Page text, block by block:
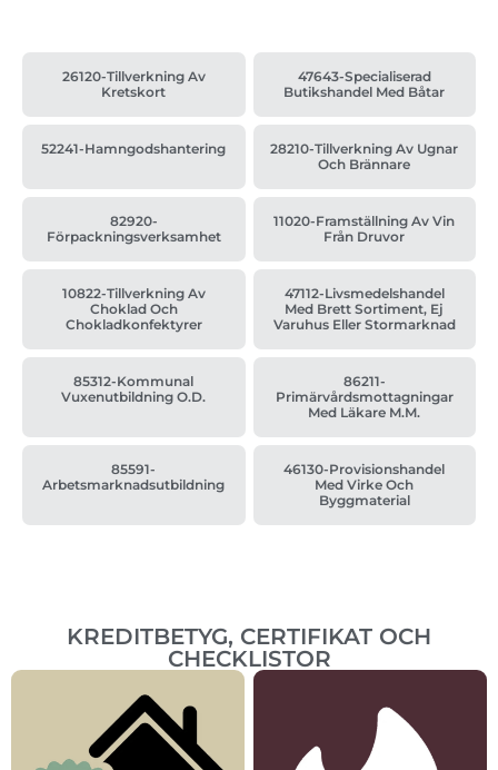
26120-Tillverkning Av
Kretskort
47643-Specialiserad
Butikshandel Med Båtar
52241-Hamngodshantering
28210-Tillverkning Av Ugnar
Och Brännare
82920-
Förpackningsverksamhet
11020-Framställning Av Vin
Från Druvor
10822-Tillverkning Av
Choklad Och
Chokladkonfektyrer
47112-Livsmedelshandel
Med Brett Sortiment, Ej
Varuhus Eller Stormarknad
85312-Kommunal
Vuxenutbildning O.d.
86211-
Primärvårdsmottagningar
Med Läkare M.m.
85591-
Arbetsmarknadsutbildning
46130-Provisionshandel
Med Virke Och
Byggmaterial
KREDITBETYG, CERTIFIKAT OCH
CHECKLISTOR